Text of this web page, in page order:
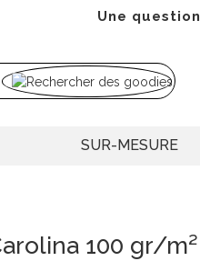
Une
SUR-MESURE
100 gr/